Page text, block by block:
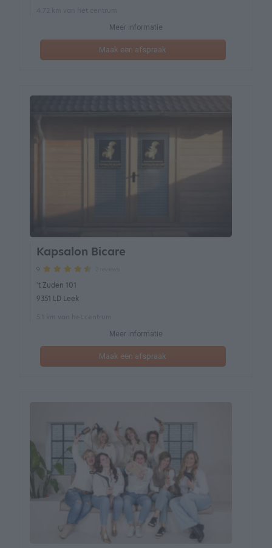
Meer informatie
Maak een afspraak
Kapsalon Bicare
9
't Zuden 101
9351 LD Leek
Meer informatie
Maak een afspraak